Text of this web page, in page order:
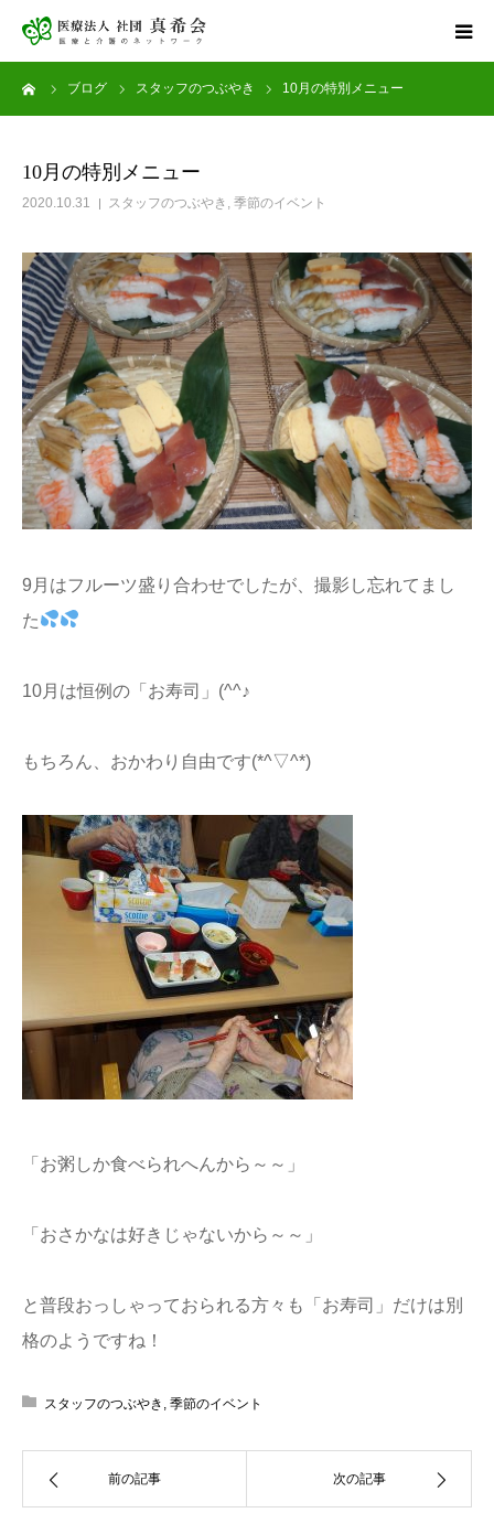
ブログ スタッフのつぶやき 10月の特別メニュー
10月の特別メニュー
2020.10.31 スタッフのつぶやき , 季節のイベント
9月はフルーツ盛り合わせでしたが、撮影し忘れてまし
た
10月は恒例の「お寿司」(^^♪
もちろん、おかわり自由です(*^▽^*)
「お粥しか食べられへんから～～」
「おさかなは好きじゃないから～～」
と普段おっしゃっておられる方々も「お寿司」だけは別
格のようですね！
スタッフのつぶやき 季節のイベント
前の記事 次の記事
ホーム
アグナス住吉公園
採用情報
お問い合わせ